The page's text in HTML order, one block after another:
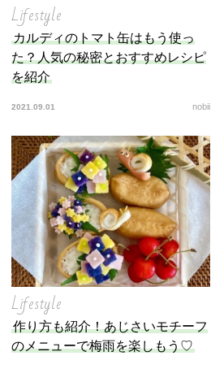
Lifestyle
カルディのトマト缶はもう使っ
た？人気の秘密とおすすめレシピ
を紹介
2021.09.01 nobii
Lifestyle
作り方も紹介！あじさいモチーフ
のメニューで梅雨を楽しもう♡